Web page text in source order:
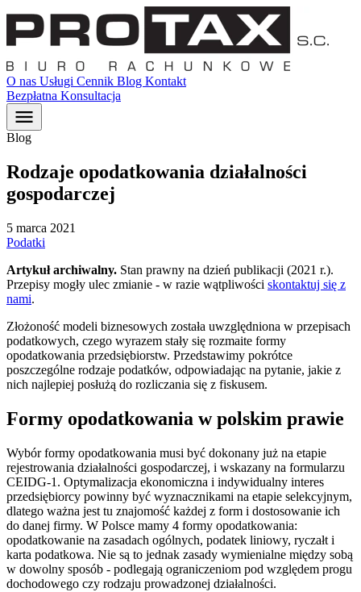
O nas Usługi Cennik Blog Kontakt
Bezpłatna Konsultacja
menu
Blog
Rodzaje opodatkowania działalności
gospodarczej
5 marca 2021
Podatki
Artykuł archiwalny. Stan prawny na dzień publikacji (2021 r.).
Przepisy mogły ulec zmianie - w razie wątpliwości skontaktuj się z
nami.
Złożoność modeli biznesowych została uwzględniona w przepisach
podatkowych, czego wyrazem stały się rozmaite formy
opodatkowania przedsiębiorstw. Przedstawimy pokrótce
poszczególne rodzaje podatków, odpowiadając na pytanie, jakie z
nich najlepiej posłużą do rozliczania się z fiskusem.
Formy opodatkowania w polskim prawie
Wybór formy opodatkowania musi być dokonany już na etapie
rejestrowania działalności gospodarczej, i wskazany na formularzu
CEIDG-1. Optymalizacja ekonomiczna i indywidualny interes
przedsiębiorcy powinny być wyznacznikami na etapie selekcyjnym,
dlatego ważna jest tu znajomość każdej z form i dostosowanie ich
do danej firmy. W Polsce mamy 4 formy opodatkowania:
opodatkowanie na zasadach ogólnych, podatek liniowy, ryczałt i
karta podatkowa. Nie są to jednak zasady wymienialne między sobą
w dowolny sposób - podlegają ograniczeniom pod względem progu
dochodowego czy rodzaju prowadzonej działalności.